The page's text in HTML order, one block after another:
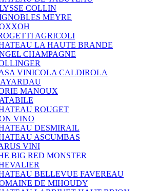
COLLIN
MEYRE
AGRICOLI
LA HAUTE BRANDE
CHAMPAGNE
VINICOLA CALDIROLA
MANOUX
ROUGET
VINO
DESMIRAIL
ASCUMBAS
VINI
BIG RED MONSTER
BELLEVUE FAVEREAU
DE MIHOUDY